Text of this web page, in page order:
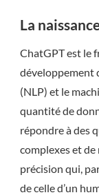
La
ChatGPT est le
développement
(NLP) et le
quantité de
répondre à des
complexes et
précision qui,
de celle d’un